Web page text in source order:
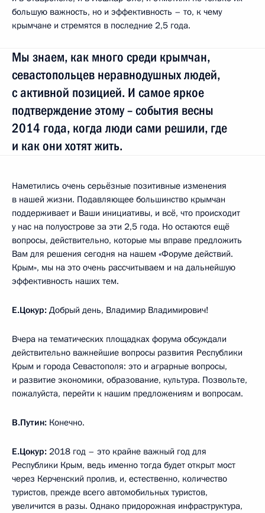
большую важность, но и эффективность – то, к чему
крымчане и стремятся в последние 2,5 года.
Мы знаем, как много среди крымчан,
севастопольцев неравнодушных людей,
с активной позицией. И самое яркое
подтверждение этому – события весны
2014 года, когда люди сами решили, где
и как они хотят жить.
Наметились очень серьёзные позитивные изменения
в нашей жизни. Подавляющее большинство крымчан
поддерживает и Ваши инициативы, и всё, что происходит
у нас на полуострове за эти 2,5 года. Но остаются ещё
вопросы, действительно, которые мы вправе предложить
Вам для решения сегодня на нашем «Форуме действий.
Крым», мы на это очень рассчитываем и на дальнейшую
эффективность наших тем.
Е.Цокур: Добрый день, Владимир Владимирович!
Вчера на тематических площадках форума обсуждали
действительно важнейшие вопросы развития Республики
Крым и города Севастополя: это и аграрные вопросы,
и развитие экономики, образование, культура. Позвольте,
пожалуйста, перейти к нашим предложениям и вопросам.
В.Путин: Конечно.
Е.Цокур: 2018 год – это крайне важный год для
Республики Крым, ведь именно тогда будет открыт мост
через Керченский пролив, и, естественно, количество
туристов, прежде всего автомобильных туристов,
увеличится в разы. Однако придорожная инфраструктура,